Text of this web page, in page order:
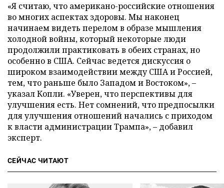
«Я считаю, что американо-российские отношения
во многих аспектах здоровы. Мы наконец
начинаем видеть перелом в образе мышления
холодной войны, который некоторые люди
продолжили практиковать в обеих странах, но
особенно в США. Сейчас ведется дискуссия о
широком взаимодействии между США и Россией,
тем, что раньше было Западом и Востоком», –
указал Копли. «Уверен, что перспективы для
улучшения есть. Нет сомнений, что предпосылки
для улучшения отношений начались с приходом
к власти администрации Трампа», – добавил
эксперт.
СЕЙЧАС ЧИТАЮТ